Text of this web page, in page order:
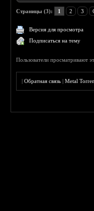
Страницы (3): 1 2 3
Версия для просмотра
Подписаться на тему
Пользователи просматривают
|Обратная связь |Metal